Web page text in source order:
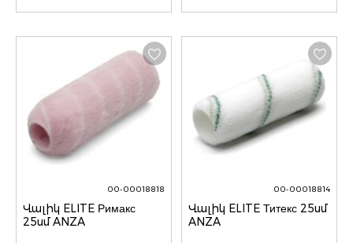
00-00018818
Վալիկ ELITE Римакс
25սմ ANZA
00-00018814
Վալիկ ELITE Титекс 25սմ
ANZA